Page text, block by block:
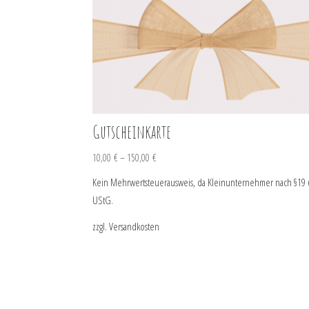
Gutscheinkarte
10,00€ – 150,00€
Kein Mehrwertsteuerausweis, da Kleinunternehmer nach
UStG.
zzgl.Versandkosten